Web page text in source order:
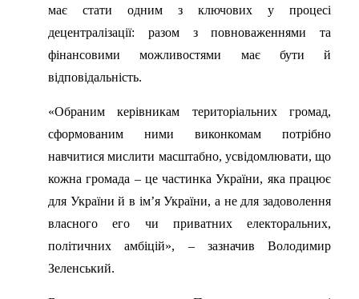
має стати одним з ключових у процесі
децентралізації: разом з повноваженнями та
фінансовими можливостями має бути й
відповідальність.
«Обраним керівникам територіальних громад,
сформованим ними виконкомам потрібно
навчитися мислити масштабно, усвідомлювати, що
кожна громада – це частинка України, яка працює
для України й в ім’я України, а не для задоволення
власного его чи приватних електоральних,
політичних амбіцій», – зазначив Володимир
Зеленський.